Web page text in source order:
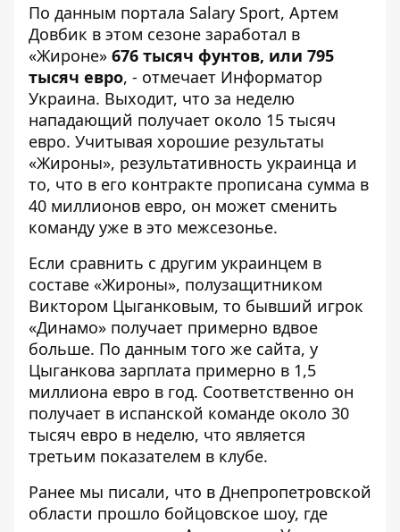
По данным портала Salary Sport, Артем
Довбик в этом сезоне заработал в
«Жироне» 676 тысяч фунтов, или 795
тысяч евро, - отмечает Информатор
Украина. Выходит, что за неделю
нападающий получает около 15 тысяч
евро. Учитывая хорошие результаты
«Жироны», результативность украинца и
то, что в его контракте прописана сумма в
40 миллионов евро, он может сменить
команду уже в это межсезонье.
Если сравнить с другим украинцем в
составе «Жироны», полузащитником
Виктором Цыганковым, то бывший игрок
«Динамо» получает примерно вдвое
больше. По данным того же сайта, у
Цыганкова зарплата примерно в 1,5
миллиона евро в год. Соответственно он
получает в испанской команде около 30
тысяч евро в неделю, что является
третьим показателем в клубе.
Ранее мы писали, что в Днепропетровской
области прошло бойцовское шоу, где